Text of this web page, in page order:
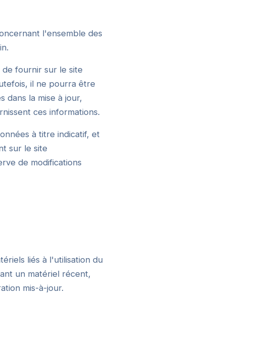
l'ensemble des
fournir sur le site
il ne pourra être
dans la mise à jour,
ces informations.
à titre indicatif, et
sur le site
de modifications
liés à l'utilisation du
un matériel récent,
mis-à-jour.